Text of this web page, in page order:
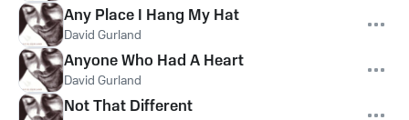
Any Place I Hang My Hat
David Gurland
Anyone Who Had A Heart
David Gurland
Not That Different